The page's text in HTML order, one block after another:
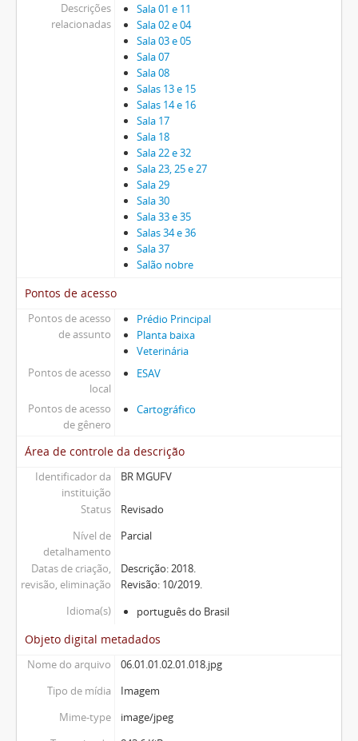
Descrições
relacionadas
Sala 01 e 11
Sala 02 e 04
Sala 03 e 05
Sala 07
Sala 08
Salas 13 e 15
Salas 14 e 16
Sala 17
Sala 18
Sala 22 e 32
Sala 23, 25 e 27
Sala 29
Sala 30
Sala 33 e 35
Salas 34 e 36
Sala 37
Salão nobre
Pontos de acesso
Pontos de acesso
de assunto
Prédio Principal
Planta baixa
Veterinária
Pontos de acesso
local
ESAV
Pontos de acesso
de gênero
Cartográfico
Área de controle da descrição
Identificador da
instituição
BR MGUFV
Status
Revisado
Nível de
detalhamento
Parcial
Datas de criação,
revisão, eliminação
Descrição: 2018.
Revisão: 10/2019.
Idioma(s)
português do Brasil
Objeto digital metadados
Nome do arquivo
06.01.01.02.01.018.jpg
Tipo de mídia
Imagem
Mime-type
image/jpeg